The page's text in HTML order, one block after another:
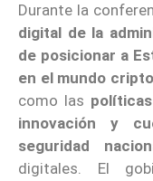
Durante la
digital de la
de posicionar a
en el mundo cripto
como las
innovación y
seguridad
digitales. El